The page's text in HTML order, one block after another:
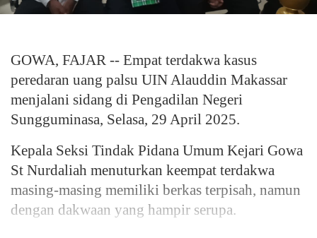
GOWA, FAJAR -- Empat terdakwa kasus
peredaran uang palsu UIN Alauddin Makassar
menjalani sidang di Pengadilan Negeri
Sungguminasa, Selasa, 29 April 2025.
Kepala Seksi Tindak Pidana Umum Kejari Gowa
St Nurdaliah menuturkan keempat terdakwa
masing-masing memiliki berkas terpisah, namun
dengan dakwaan yang hampir serupa.